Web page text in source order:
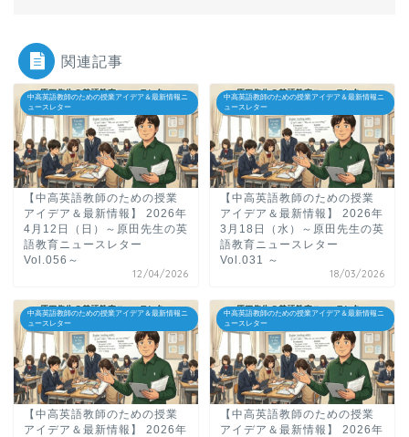
関連記事
中高英語教師のための授業アイデア＆最新情報ニ
ュースレター
【中高英語教師のための授業
アイデア＆最新情報】 2026年
4月12日（日）～原田先生の英
語教育ニュースレター
Vol.056～
12/04/2026
中高英語教師のための授業アイデア＆最新情報ニ
ュースレター
【中高英語教師のための授業
アイデア＆最新情報】 2026年
3月18日（水）～原田先生の英
語教育ニュースレター
Vol.031 ～
18/03/2026
中高英語教師のための授業アイデア＆最新情報ニ
ュースレター
【中高英語教師のための授業
アイデア＆最新情報】 2026年
中高英語教師のための授業アイデア＆最新情報ニ
ュースレター
【中高英語教師のための授業
アイデア＆最新情報】 2026年